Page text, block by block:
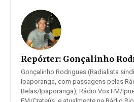
Repórter: Gonçalinho
Gonçalinho Rodrigues (Radialista
Ipaporanga, com passagens pelas
Belas/Ipaporanga), Rádio Vox FM/